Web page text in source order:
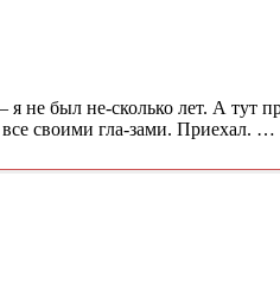
не был не-сколько лет. А тут
своими гла-зами. Приехал. …